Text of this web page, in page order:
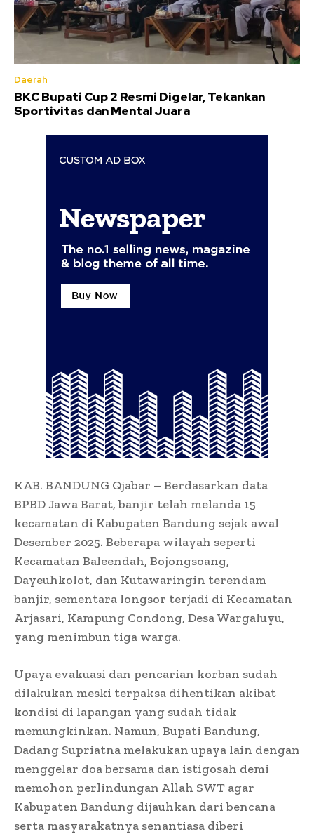
Daerah
BKC Bupati Cup 2 Resmi Digelar, Tekankan
Sportivitas dan Mental Juara
KAB. BANDUNG Qjabar – Berdasarkan data
BPBD Jawa Barat, banjir telah melanda 15
kecamatan di Kabupaten Bandung sejak awal
Desember 2025. Beberapa wilayah seperti
Kecamatan Baleendah, Bojongsoang,
Dayeuhkolot, dan Kutawaringin terendam
banjir, sementara longsor terjadi di Kecamatan
Arjasari, Kampung Condong, Desa Wargaluyu,
yang menimbun tiga warga.
Upaya evakuasi dan pencarian korban sudah
dilakukan meski terpaksa dihentikan akibat
kondisi di lapangan yang sudah tidak
memungkinkan. Namun, Bupati Bandung,
Dadang Supriatna melakukan upaya lain dengan
menggelar doa bersama dan istigosah demi
memohon perlindungan Allah SWT agar
Kabupaten Bandung dijauhkan dari bencana
serta masyarakatnya senantiasa diberi